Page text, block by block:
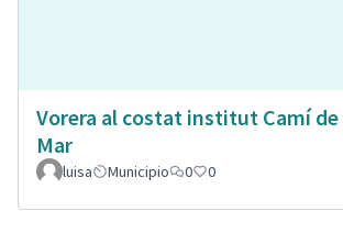
Vorera al costat institut Camí de
Mar
luisa Municipio 0 0